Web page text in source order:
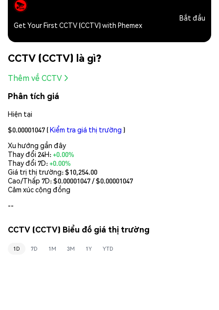
Get Your First CCTV (CCTV) with Phemex
Bắt đầu
CCTV (CCTV) là gì?
Thêm về CCTV
Phân tích giá
Hiện tại
$0.00001047 (Kiểm tra giá thị trường )
Xu hướng gần đây
Thay đổi 24H:+0.00%
Thay đổi 7D:+0.00%
Giá trị thị trường:$10,254.00
Cao/Thấp 7D: $0.00001047/ $0.00001047
Cảm xúc cộng đồng
--
CCTV (CCTV) Biểu đồ giá thị trường
1D 7D 1M 3M 1Y YTD